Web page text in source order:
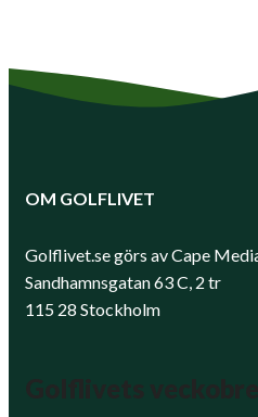
OM GOLFLIVET
Golflivet.se görs av Cape
Sandhamnsgatan 63 C, 2 tr
115 28 Stockholm